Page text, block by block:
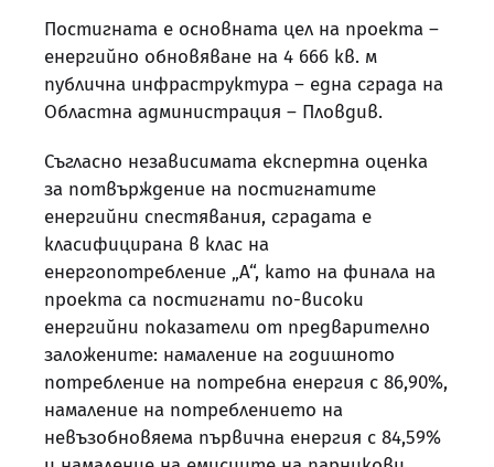
Постигната е основната цел на проекта –
енергийно обновяване на 4 666 кв. м
публична инфраструктура – една сграда на
Областна администрация – Пловдив.
Съгласно независимата експертна оценка
за потвърждение на постигнатите
енергийни спестявания, сградата е
класифицирана в клас на
енергопотребление „А“, като на финала на
проекта са постигнати по‑високи
енергийни показатели от предварително
заложените: намаление на годишното
потребление на потребна енергия с 86,90%,
намаление на потреблението на
невъзобновяема първична енергия с 84,59%